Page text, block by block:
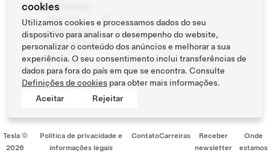
para outros
compatíveis:
Tesla, outros
VE
Tesla ©
2026
Política de privacidade e
informações legais
ContatoCarreiras
Receber
newsletter
Onde
estamos
cookies
Utilizamos cookies e processamos dados do seu
dispositivo para analisar o desempenho do website,
personalizar o conteúdo dos anúncios e melhorar a sua
experiência. O seu consentimento inclui transferências de
dados para fora do país em que se encontra. Consulte
Definições de cookies para obter mais informações.
Aceitar
Rejeitar